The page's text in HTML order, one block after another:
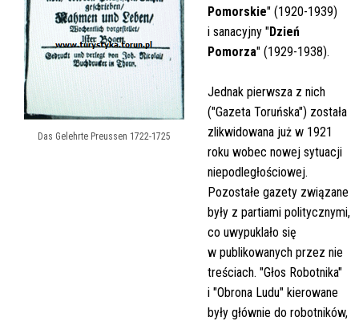
Das Gelehrte Preussen 1722-1725
Pomorskie" (1920-1939)
i sanacyjny "Dzień
Pomorza" (1929-1938).
Jednak pierwsza z nich
("Gazeta Toruńska") została
zlikwidowana już w 1921
roku wobec nowej sytuacji
niepodległościowej.
Pozostałe gazety związane
były z partiami politycznymi,
co uwypuklało się
w publikowanych przez nie
treściach. "Głos Robotnika"
i "Obrona Ludu" kierowane
były głównie do robotników,